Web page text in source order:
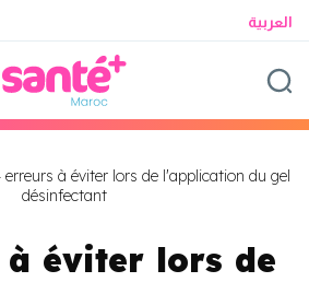
العربية
erreurs à éviter lors de l'application du gel
désinfectant
éviter lors de